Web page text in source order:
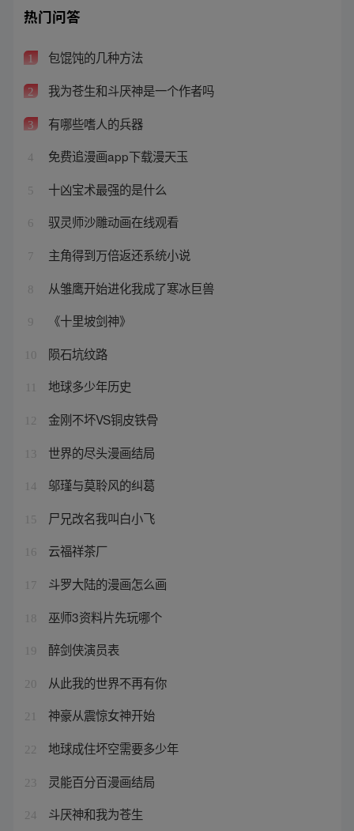
热门问答
1 包馄饨的几种方法
2 我为苍生和斗厌神是一个作者吗
3 有哪些嗜人的兵器
4 免费追漫画app下载漫天玉
5 十凶宝术最强的是什么
6 驭灵师沙雕动画在线观看
7 主角得到万倍返还系统小说
8 从雏鹰开始进化我成了寒冰巨兽
9 《十里坡剑神》
10 陨石坑纹路
地球多少年历史
12 金刚不坏VS铜皮铁骨
13 世界的尽头漫画结局
14 邬瑾与莫聆风的纠葛
15 尸兄改名我叫白小飞
16 云福祥茶厂
17 斗罗大陆的漫画怎么画
18 巫师3资料片先玩哪个
19 醉剑侠演员表
20 从此我的世界不再有你
21 神豪从震惊女神开始
22 地球成住坏空需要多少年
23 灵能百分百漫画结局
24 斗厌神和我为苍生